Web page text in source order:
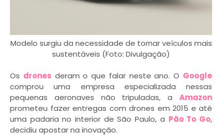
Modelo surgiu da necessidade de tornar veículos mais
sustentáveis (Foto: Divulgação)
Os drones deram o que falar neste ano. O Google
comprou uma empresa especializada nessas
pequenas aeronaves não tripuladas, a Amazon
prometeu fazer entregas com drones em 2015 e até
uma padaria no interior de São Paulo, a Pão To Go,
decidiu apostar na inovação.